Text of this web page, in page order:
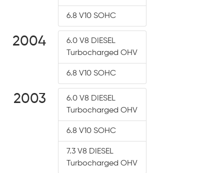
6.8 V10 SOHC
2004
6.0 V8 DIESEL
Turbocharged OHV
6.8 V10 SOHC
2003
6.0 V8 DIESEL
Turbocharged OHV
6.8 V10 SOHC
7.3 V8 DIESEL
Turbocharged OHV